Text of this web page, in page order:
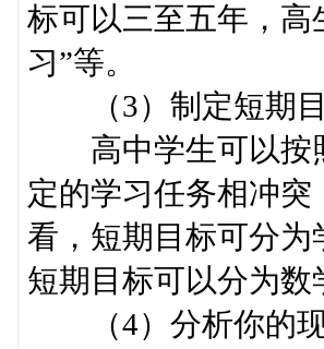
标可以三至五年，高
习”等。
（3）制定短期
高中学生可以按照
定的学习任务相冲
看，短期目标可分
短期目标可以分为
（4）分析你的